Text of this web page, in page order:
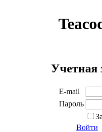
Учетная
E-mail
Пароль
Войти